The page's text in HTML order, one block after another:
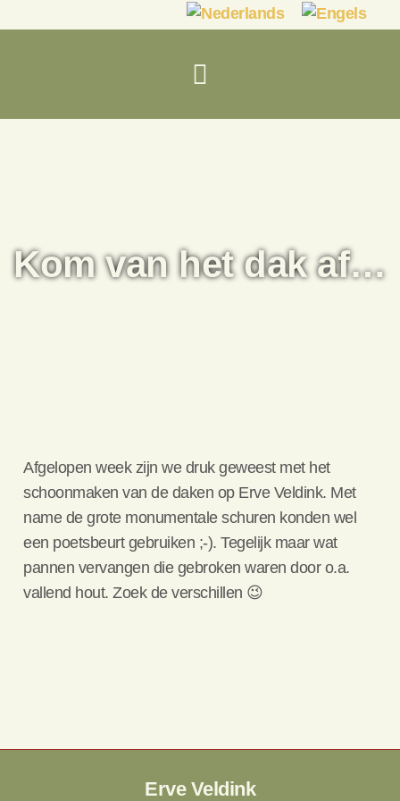
Kom van het dak af…
Afgelopen week zijn we druk geweest met het
schoonmaken van de daken op Erve Veldink. Met
name de grote monumentale schuren konden wel
een poetsbeurt gebruiken ;-). Tegelijk maar wat
pannen vervangen die gebroken waren door o.a.
vallend hout. Zoek de verschillen 😉
Erve Veldink